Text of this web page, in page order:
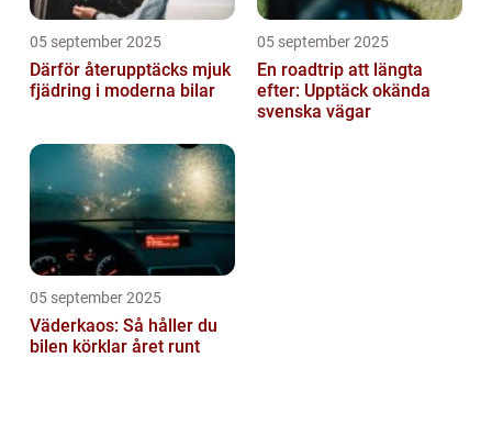
05 september 2025
Därför återupptäcks mjuk
fjädring i moderna bilar
05 september 2025
En roadtrip att längta
efter: Upptäck okända
svenska vägar
05 september 2025
Väderkaos: Så håller du
bilen körklar året runt